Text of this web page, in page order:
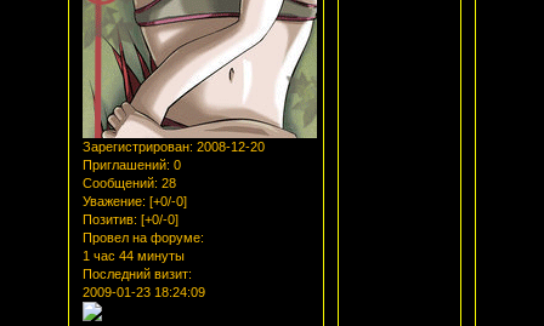
Зарегистрирован: 2008-12-20
Приглашений: 0
Сообщений: 28
Уважение: [+0/-0]
Позитив: [+0/-0]
Провел на форуме:
1 час 44 минуты
Последний визит:
2009-01-23 18:24:09